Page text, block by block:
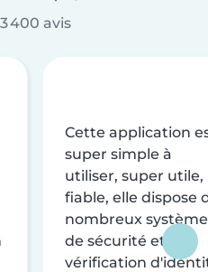
400 avis
Cette application
super simple à
utiliser, super utile,
fiable, elle dispose
nombreux
de sécurité et de
vérification